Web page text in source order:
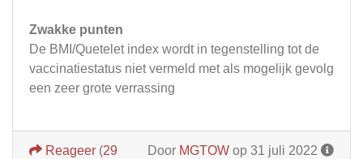
Zwakke punten
De BMI/Quetelet index wordt in tegenstelling tot de
vaccinatiestatus niet vermeld met als mogelijk gevolg
een zeer grote verrassing
Door MGTOW op 31 juli 2022
Reageer (29